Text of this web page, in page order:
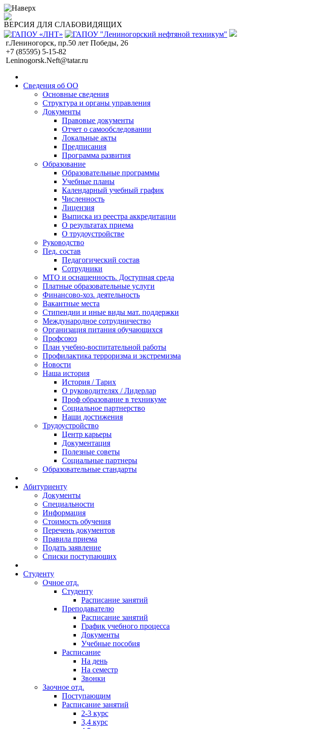
ВЕРСИЯ ДЛЯ СЛАБОВИДЯЩИХ
г.Лениногорск, пр.50 лет Победы, 26
+7 (85595) 5-15-82
Leninogorsk.Neft@tatar.ru
Сведения об ОО
Основные сведения
Структура и органы управления
Документы
Правовые документы
Отчет о самообследовании
Локальные акты
Предписания
Программа развития
Образование
Образовательные программы
Учебные планы
Календарный учебный график
Численность
Лицензия
Выписка из реестра аккредитации
О результатах приема
О трудоустройстве
Руководство
Пед. состав
Педагогический состав
Сотрудники
МТО и оснащенность. Доступная среда
Платные образовательные услуги
Финансово-хоз. деятельность
Вакантные места
Стипендии и иные виды мат. поддержки
Международное сотрудничество
Организация питания обучающихся
Профсоюз
План учебно-воспитательной работы
Профилактика терроризма и экстремизма
Новости
Наша история
История / Тарих
О руководителях / Лидерлар
Проф образование в техникуме
Социальное партнерство
Наши достижения
Трудоустройство
Центр карьеры
Документация
Полезные советы
Социальные партнеры
Образовательные стандарты
Абитуриенту
Документы
Специальности
Информация
Стоимость обучения
Перечень документов
Правила приема
Подать заявление
Списки поступающих
Студенту
Очное отд.
Студенту
Расписание занятий
Преподавателю
Расписание занятий
График учебного процесса
Документы
Учебные пособия
Расписание
На день
На семестр
Звонки
Заочное отд.
Поступающим
Расписание занятий
2-3 курс
3,4 курс